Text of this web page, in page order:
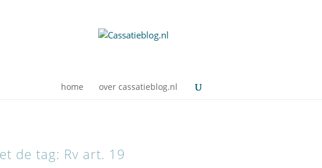
home over cassatieblog.nl
de tag: Rv art. 19